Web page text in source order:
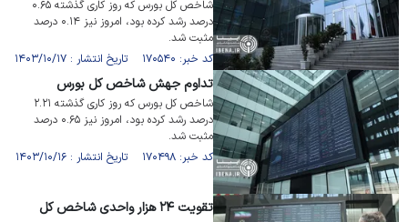
شاخص کل بورس که روز کاری گذشته ۰.۶۵
درصد رشد کرده بود، امروز نیز ۰.۱۴ درصد
مثبت شد.
کد خبر: ۱۷۰۵۴۰ تاریخ انتشار : ۱۴۰۳/۱۰/۱۷
تداوم جهش شاخص کل بورس
شاخص کل بورس که روز کاری گذشته ۲.۲۱
درصد رشد کرده بود، امروز نیز ۰.۶۵ درصد
مثبت شد.
کد خبر: ۱۷۰۴۹۸ تاریخ انتشار : ۱۴۰۳/۱۰/۱۶
تقویت ۲۴ هزار واحدی شاخص کل